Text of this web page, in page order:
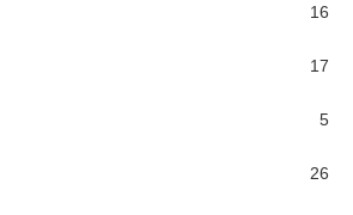
16
17
5
26